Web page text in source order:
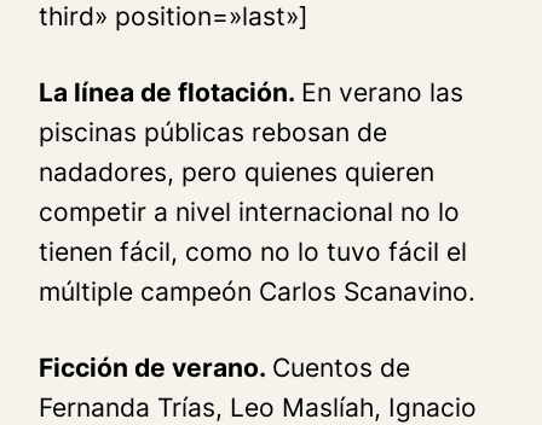
third» position=»last»]
La línea de flotación. En verano las
piscinas públicas rebosan de
nadadores, pero quienes quieren
competir a nivel internacional no lo
tienen fácil, como no lo tuvo fácil el
múltiple campeón Carlos Scanavino.
Ficción de verano. Cuentos de
Fernanda Trías, Leo Maslíah, Ignacio